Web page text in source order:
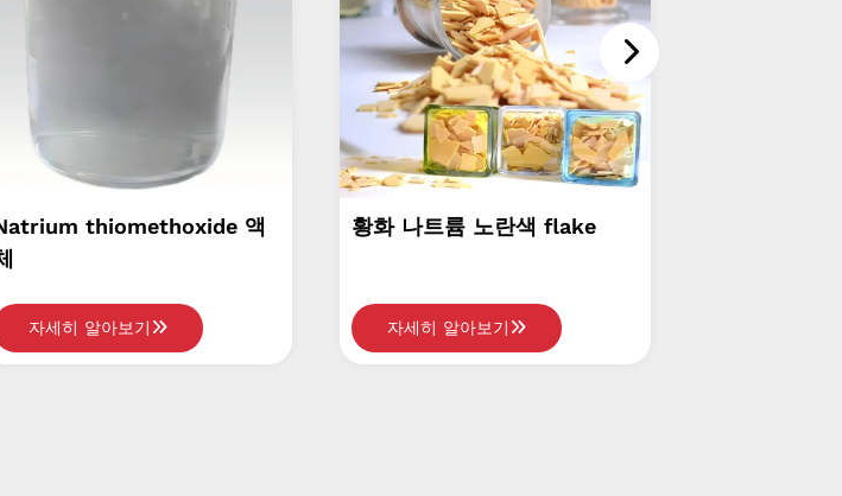
황화 나트륨 노란색 flake
자세히 알아보기
황화 나트륨 빨간 flake
자세히 알아보기